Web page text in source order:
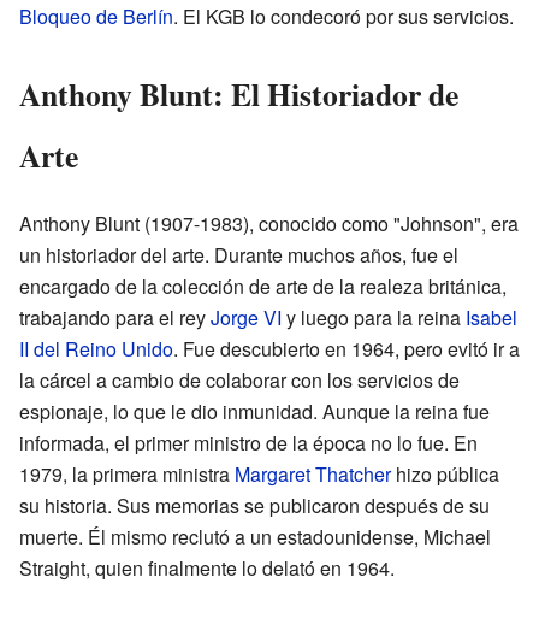
Bloqueo de Berlín. El KGB lo condecoró por sus servicios.
Anthony Blunt: El Historiador de
Arte
Anthony Blunt (1907-1983), conocido como "Johnson", era
un historiador del arte. Durante muchos años, fue el
encargado de la colección de arte de la realeza británica,
trabajando para el reyJorge VI y luego para la reina Isabel
II del Reino Unido. Fue descubierto en 1964, pero evitó ir a
la cárcel a cambio de colaborar con los servicios de
espionaje, lo que le dio inmunidad. Aunque la reina fue
informada, el primer ministro de la época no lo fue. En
1979, la primera ministra Margaret Thatcherhizo pública
su historia. Sus memorias se publicaron después de su
muerte. Él mismo reclutó a un estadounidense, Michael
Straight, quien finalmente lo delató en 1964.